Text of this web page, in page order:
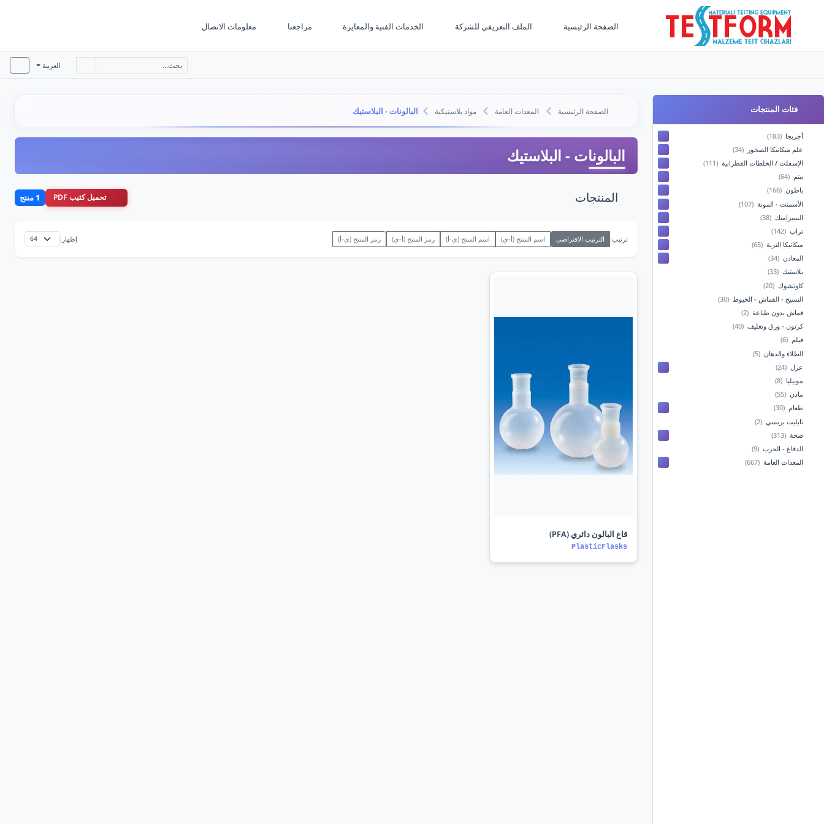
الصفحة الرئيسية الملف التعريفي للشركة الخدمات الفنية والمعايرة مراجعنا معلومات الاتصال
العربية
فئات المنتجات
أجريجا (183)
علم ميكانيكا الصخور
(34)
الإسفلت / الخلطات القطرانية (111)
بيتم (64)
باطون (166)
الأسمنت - المونة (107)
السيراميك (38)
تراب (142)
ميكانيكا التربة (65)
المعادن (34)
بلاستيك (33)
كاوتشوك (20)
النسيج - القماش - الخيوط (30)
قماش بدون طباعة (2)
كرتون - ورق وتغليف (40)
فيلم (6)
الطلاء والدهان (5)
عزل (24)
موبيليا (8)
مادن (55)
طعام (30)
تابليت بريسي (2)
صحة (313)
الدفاع - الحرب (9)
المعدات العامة (667)
الصفحة الرئيسية المعدات العامة مواد بلاستيكية البالونات - البلاستيك
البالونات - البلاستيك
المنتجات تحميل كتيب PDF 1 منتج
ترتيب: الترتيب الافتراضي اسم المنتج (أ-ي) اسم المنتج (ي-أ) رمز المنتج (أ-ي) رمز المنتج (ي-أ) إظهار:
قاع البالون دائري (PFA)
PlasticFlasks